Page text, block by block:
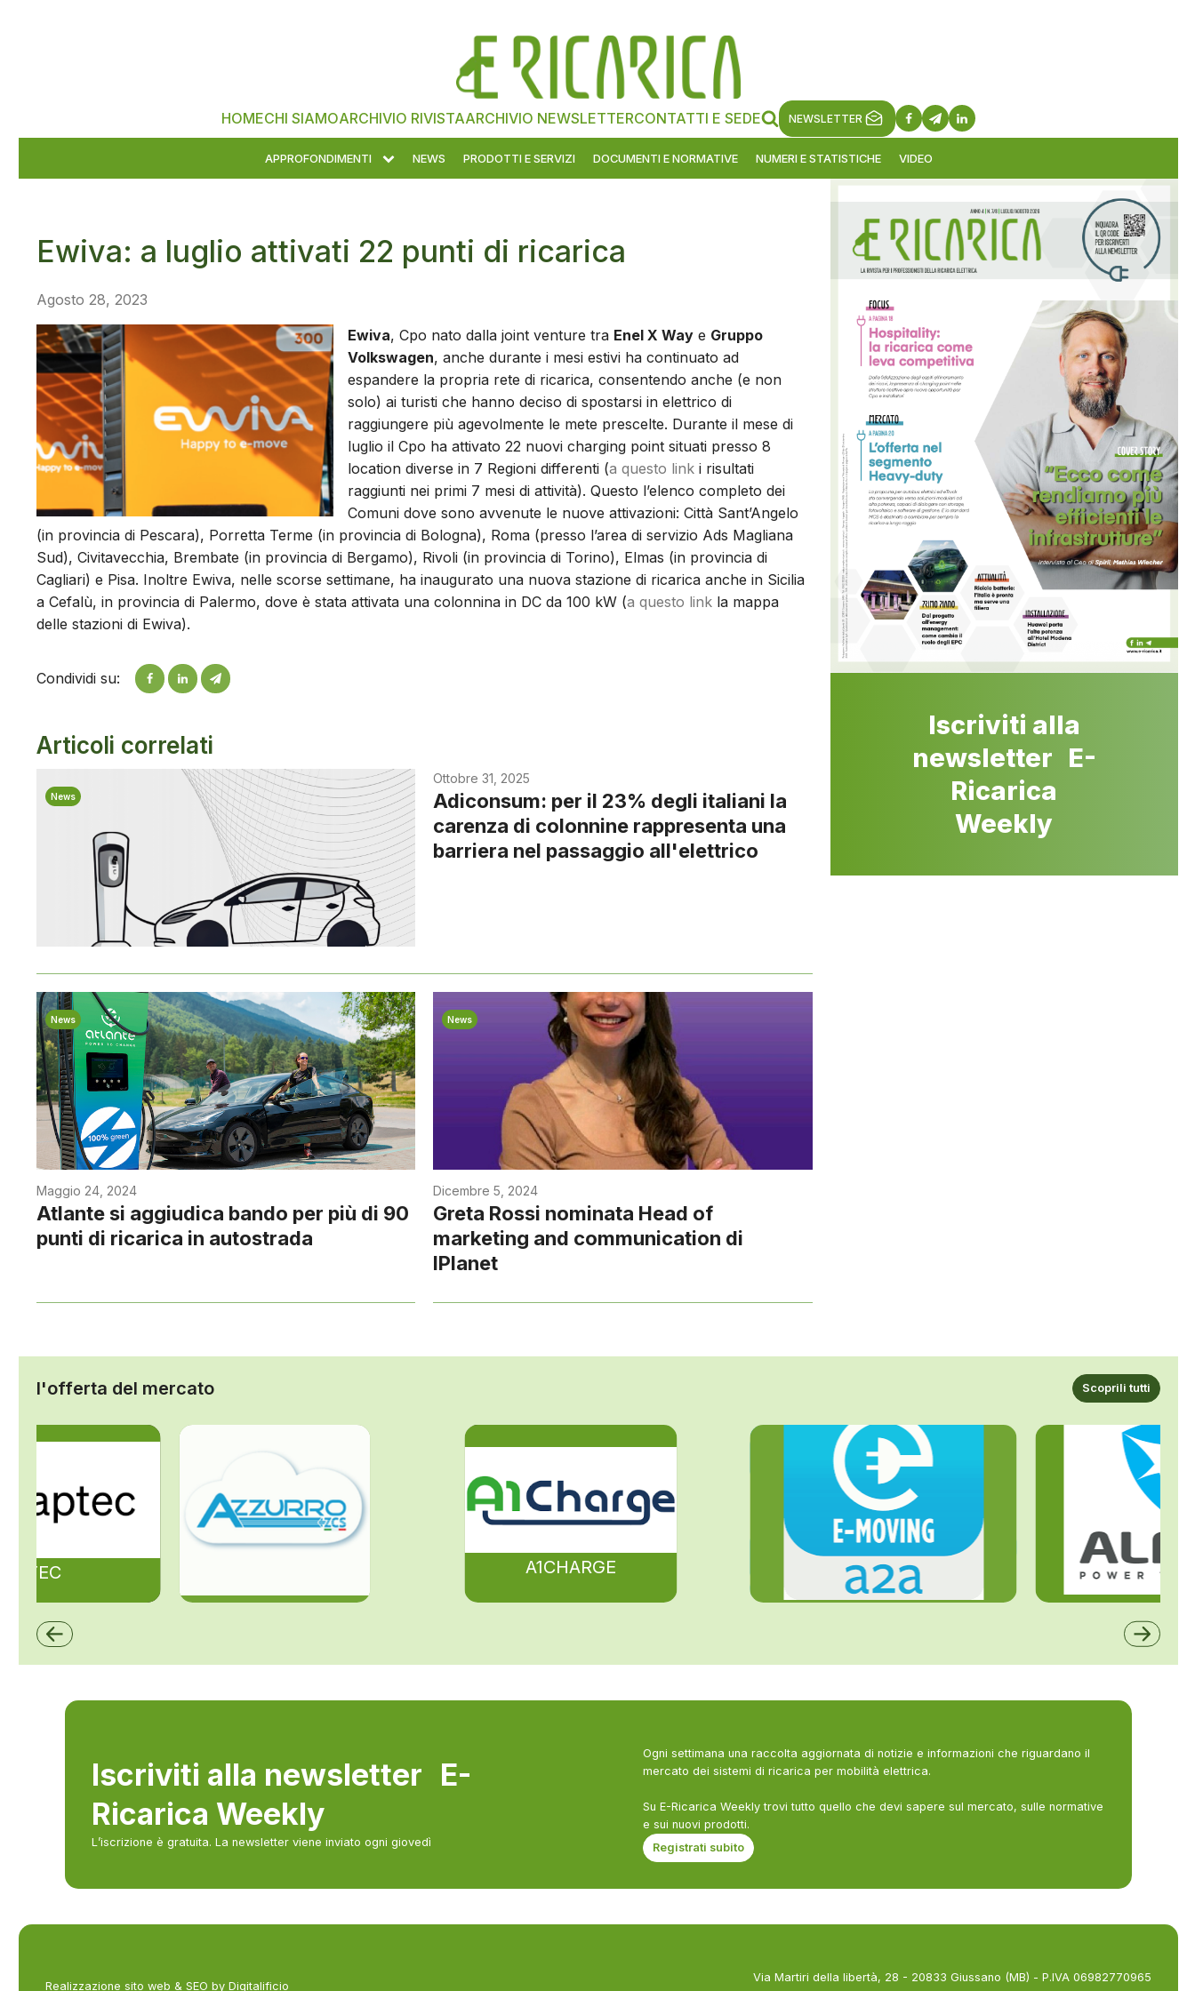
HOMECHI SIAMOARCHIVIO RIVISTAARCHIVIO NEWSLETTERCONTATTI E SEDE NEWSLETTER
APPROFONDIMENTI NEWS PRODOTTI E SERVIZI DOCUMENTI E NORMATIVE NUMERI E STATISTICHE VIDEO
Ewiva: a luglio attivati 22 punti di ricarica
Agosto 28, 2023
Ewiva, Cpo nato dalla joint venture tra Enel X Way e Gruppo
Volkswagen, anche durante i mesi estivi ha continuato ad
espandere la propria rete di ricarica, consentendo anche (e non
solo) ai turisti che hanno deciso di spostarsi in elettrico di
raggiungere più agevolmente le mete prescelte. Durante il mese di
luglio il Cpo ha attivato 22 nuovi charging point situati presso 8
location diverse in 7 Regioni differenti (a questo link i risultati
raggiunti nei primi 7 mesi di attività). Questo l’elenco completo dei
Comuni dove sono avvenute le nuove attivazioni: Città Sant’Angelo
(in provincia di Pescara), Porretta Terme (in provincia di Bologna), Roma (presso l’area di servizio Ads Magliana
Sud), Civitavecchia, Brembate (in provincia di Bergamo), Rivoli (in provincia di Torino), Elmas (in provincia di
Cagliari) e Pisa. Inoltre Ewiva, nelle scorse settimane, ha inaugurato una nuova stazione di ricarica anche in Sicilia
a Cefalù, in provincia di Palermo, dove è stata attivata una colonnina in DC da 100 kW (a questo link la mappa
delle stazioni di Ewiva).
Condividi su:
Articoli correlati
News
Ottobre 31, 2025
Adiconsum: per il 23% degli italiani la
carenza di colonnine rappresenta una
barriera nel passaggio all'elettrico
News
Maggio 24, 2024
Atlante si aggiudica bando per più di 90
punti di ricarica in autostrada
News
Dicembre 5, 2024
Greta Rossi nominata Head of
marketing and communication di
IPlanet
Iscriviti alla
newsletter E-
Ricarica
Weekly
l'offerta del mercato Scoprili tutti
A1CHARGE
ZCS Azzurro
Iscriviti alla newsletter E-
Ricarica Weekly
L’iscrizione è gratuita. La newsletter viene inviato ogni giovedì
Ogni settimana una raccolta aggiornata di notizie e informazioni che riguardano il
mercato dei sistemi di ricarica per mobilità elettrica.
Su E-Ricarica Weekly trovi tutto quello che devi sapere sul mercato, sulle normative
e sui nuovi prodotti.
Registrati subito
Realizzazione sito web & SEO by Digitalificio
Via Martiri della libertà, 28 - 20833 Giussano (MB) - P.IVA 06982770965